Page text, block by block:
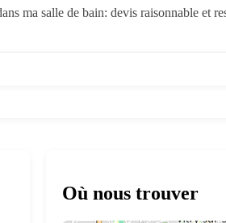
ma salle de bain: devis raisonnable et
Où nous trouver